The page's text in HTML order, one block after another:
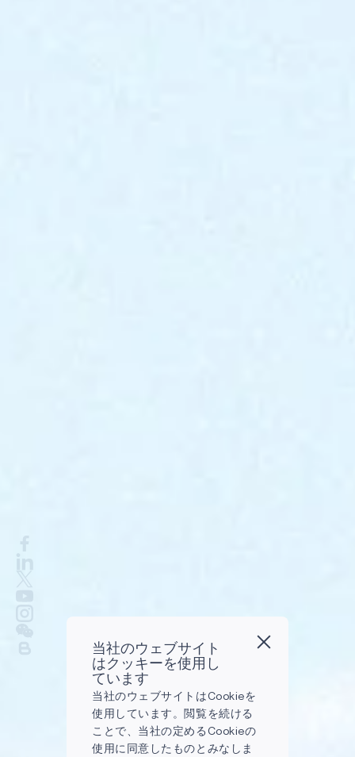
当社のウェブサイト
はクッキーを使用し
ています
当社のウェブサイトはCookieを
使用しています。閲覧を続ける
ことで、当社の定めるCookieの
使用に同意したものとみなしま